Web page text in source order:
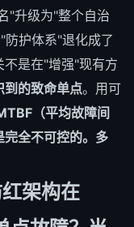
"升级为"整个自治
护体系"退化成了
是在"增强"现有方
到的致命单点。用可
（平均故障间
完全不可控的。多
架构在